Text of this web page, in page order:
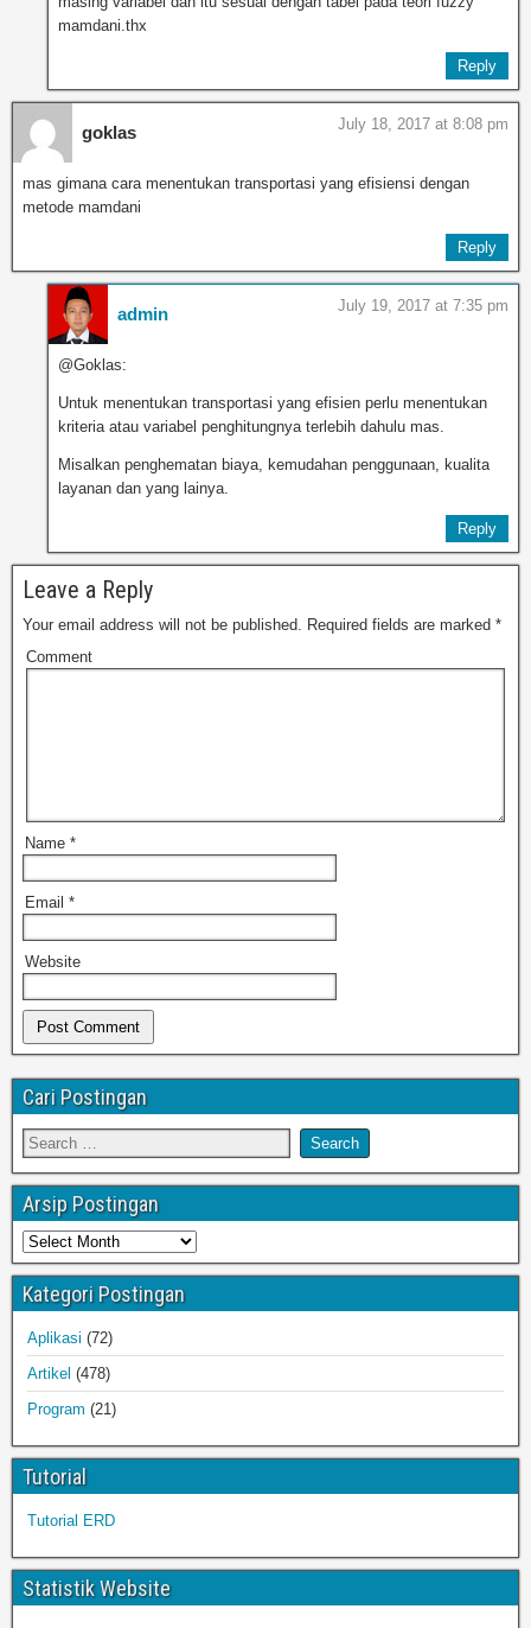
mamdani.thx
Reply
goklas July 18, 2017 at 8:08 pm
mas gimana cara menentukan transportasi yang efisiensi dengan
metode mamdani
Reply
admin July 19, 2017 at 7:35 pm
@Goklas:
Untuk menentukan transportasi yang efisien perlu menentukan
kriteria atau variabel penghitungnya terlebih dahulu mas.
Misalkan penghematan biaya, kemudahan penggunaan, kualita
layanan dan yang lainya.
Reply
Leave a Reply
Your email address will not be published. Required fields are marked *
Comment
Name *
Email *
Website
Cari Postingan
Arsip Postingan
Kategori Postingan
Aplikasi (72)
Artikel (478)
Program (21)
Tutorial
Tutorial ERD
Statistik Website